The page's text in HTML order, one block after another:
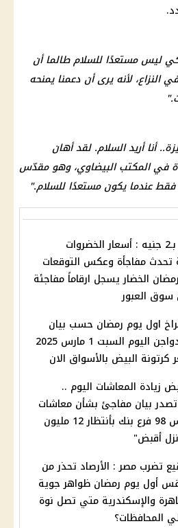
ليس مستعدًا للسلام طالما أن
النزاع، لأنه يرى أن دعمنا يمنحه
أنا أريد السلام. لقد أهان
في المكتب البيضاوي، وهو مقدّس
فقط عندما يكون مستعدًا للسلام."
الطماطم بـ2 جنيه : أسعار الخضروات
تحدث مفاجأة وعكس التوقعات
الخضار يسجل ارقاماً مفاجئة
سوق العبور
اول يوم رمضان حسب بيان
بورصة الدواجن اليوم السبت 1 مارس 2025
البيض بالأسواق الان
زيادة المعاشات اليوم ..
تصدر بيان مفاجئ بشأن معاشات
شهر مارس 98 فرع بنك بأنتظار 12 مليون
أقبض"
تضرب مصر : الأرصاد تحذر من
أول يوم رمضان ظواهر جوية
والإسكندرية متي تصل نوة
المحافظات؟